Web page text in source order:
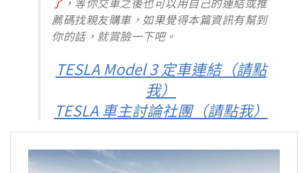
薦碼找親友購車，如果覺得本篇資訊有幫到
你的話，就賞臉一下吧。
TESLA Model 3 定車連結（請點
我）
TESLA 車主討論社團（請點我）